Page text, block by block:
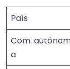
País
Com.
a